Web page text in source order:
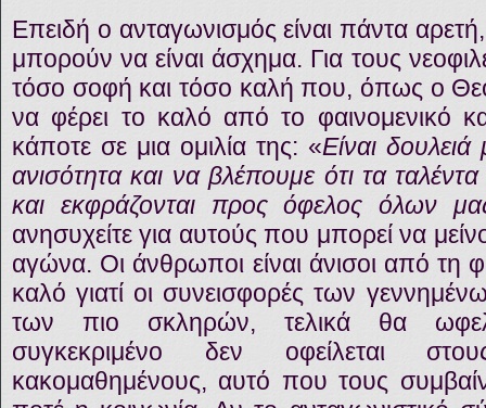
Επειδή ο ανταγωνισμός είναι πάντα
μπορούν να είναι άσχημα. Για τους
τόσο σοφή και τόσο καλή που, όπως ο
να φέρει το καλό από το φαινομενικό
κάποτε σε μια ομιλία της: «Είναι
ανισότητα και να βλέπουμε ότι τα ταλέντα
και εκφράζονται προς όφελος όλων
ανησυχείτε για αυτούς που μπορεί να
αγώνα. Οι άνθρωποι είναι άνισοι από τη
καλό γιατί οι συνεισφορές των
των πιο σκληρών, τελικά θα
συγκεκριμένο δεν οφείλεται
κακομαθημένους, αυτό που τους